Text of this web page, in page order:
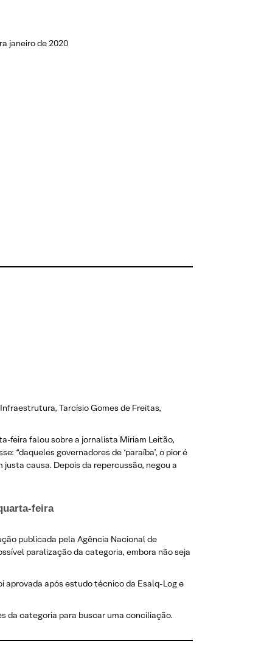
janeiro de 2020
Tarcísio Gomes de Freitas,
feira falou sobre a jornalista Miriam Leitão,
“daqueles governadores de ‘paraíba’, o pior é
causa. Depois da repercussão, negou a
feira
publicada pela Agência Nacional de
paralização da categoria, embora não seja
aprovada após estudo técnico da Esalq-Log e
da categoria para buscar uma conciliação.